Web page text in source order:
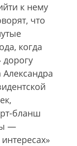
к нему
что
когда
бланш
—